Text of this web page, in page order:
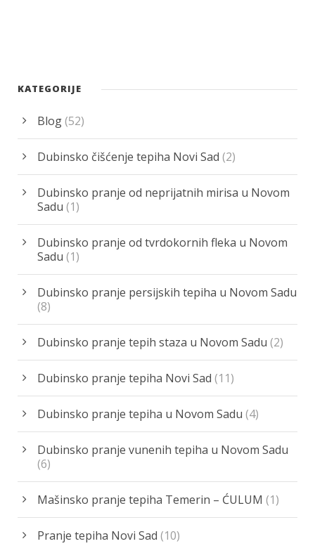
KATEGORIJE
Blog(52)
Dubinsko čišćenje tepiha Novi Sad (2)
Dubinsko pranje od neprijatnih mirisa u Novom
Sadu (1)
Dubinsko pranje od tvrdokornih fleka u Novom
Sadu (1)
Dubinsko pranje persijskih tepiha u Novom Sadu
(8)
Dubinsko pranje tepih staza u Novom Sadu (2)
Dubinsko pranje tepiha Novi Sad (11)
Dubinsko pranje tepiha u Novom Sadu (4)
Dubinsko pranje vunenih tepiha u Novom Sadu
(6)
Mašinsko pranje tepiha Temerin – ĆULUM (1)
Pranje tepiha Novi Sad (10)